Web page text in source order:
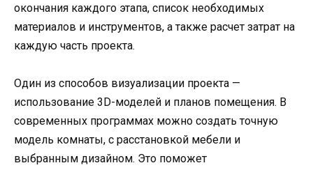
окончания каждого этапа, список необходимых
материалов и инструментов, а также расчет затрат на
каждую часть проекта.
Один из способов визуализации проекта —
использование 3D-моделей и планов помещения. В
современных программах можно создать точную
модель комнаты, с расстановкой мебели и
выбранным дизайном. Это поможет